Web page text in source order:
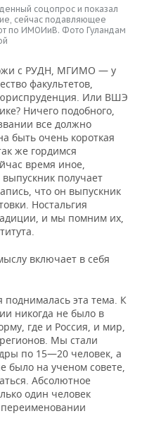
соцопрос и показал
сейчас подавляющее
по ИМОИиВ. Фото Гуландам
с РУДН, МГИМО — у
факультетов,
юриспруденция. Или ВШЭ
Ничего подобного,
все должно
быть очень короткая
же гордимся
время иное,
выпускник получает
что он выпускник
Ностальгия
и мы помним их,
включает в себя
эта тема. К
никогда не было в
где и Россия, и мир,
Мы стали
по 15—20 человек, а
было на ученом совете,
Абсолютное
один человек